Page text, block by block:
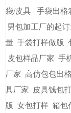
袋/皮具
手袋出格
男包加工厂的起
量 手袋打样做版
皮包样品厂家 手
厂家 高仿包包出
具厂家
皮具钱包
版 女包打样 箱包